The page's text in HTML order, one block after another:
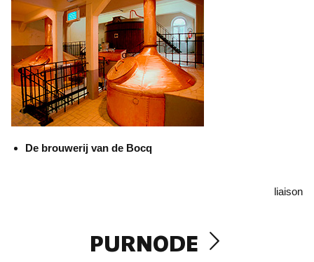
De brouwerij van de Bocq
liaison
PURNODE